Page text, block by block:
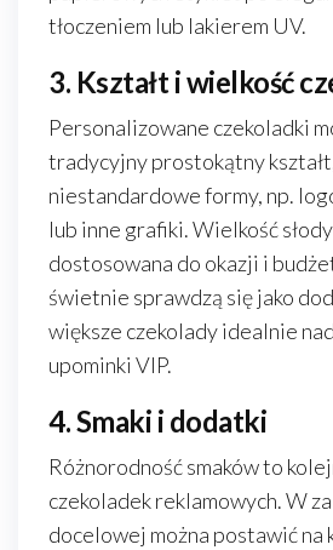
tłoczeniem lub lakierem UV.
3. Kształt i wielkość
Personalizowane czekoladki
tradycyjny prostokątny
niestandardowe formy, np.
lub inne grafiki. Wielkość
dostosowana do okazji i
świetnie sprawdzą się jako
większe czekolady idealnie
upominki VIP.
4. Smaki i dodatki
Różnorodność smaków to
czekoladek reklamowych. W
docelowej można postawić na